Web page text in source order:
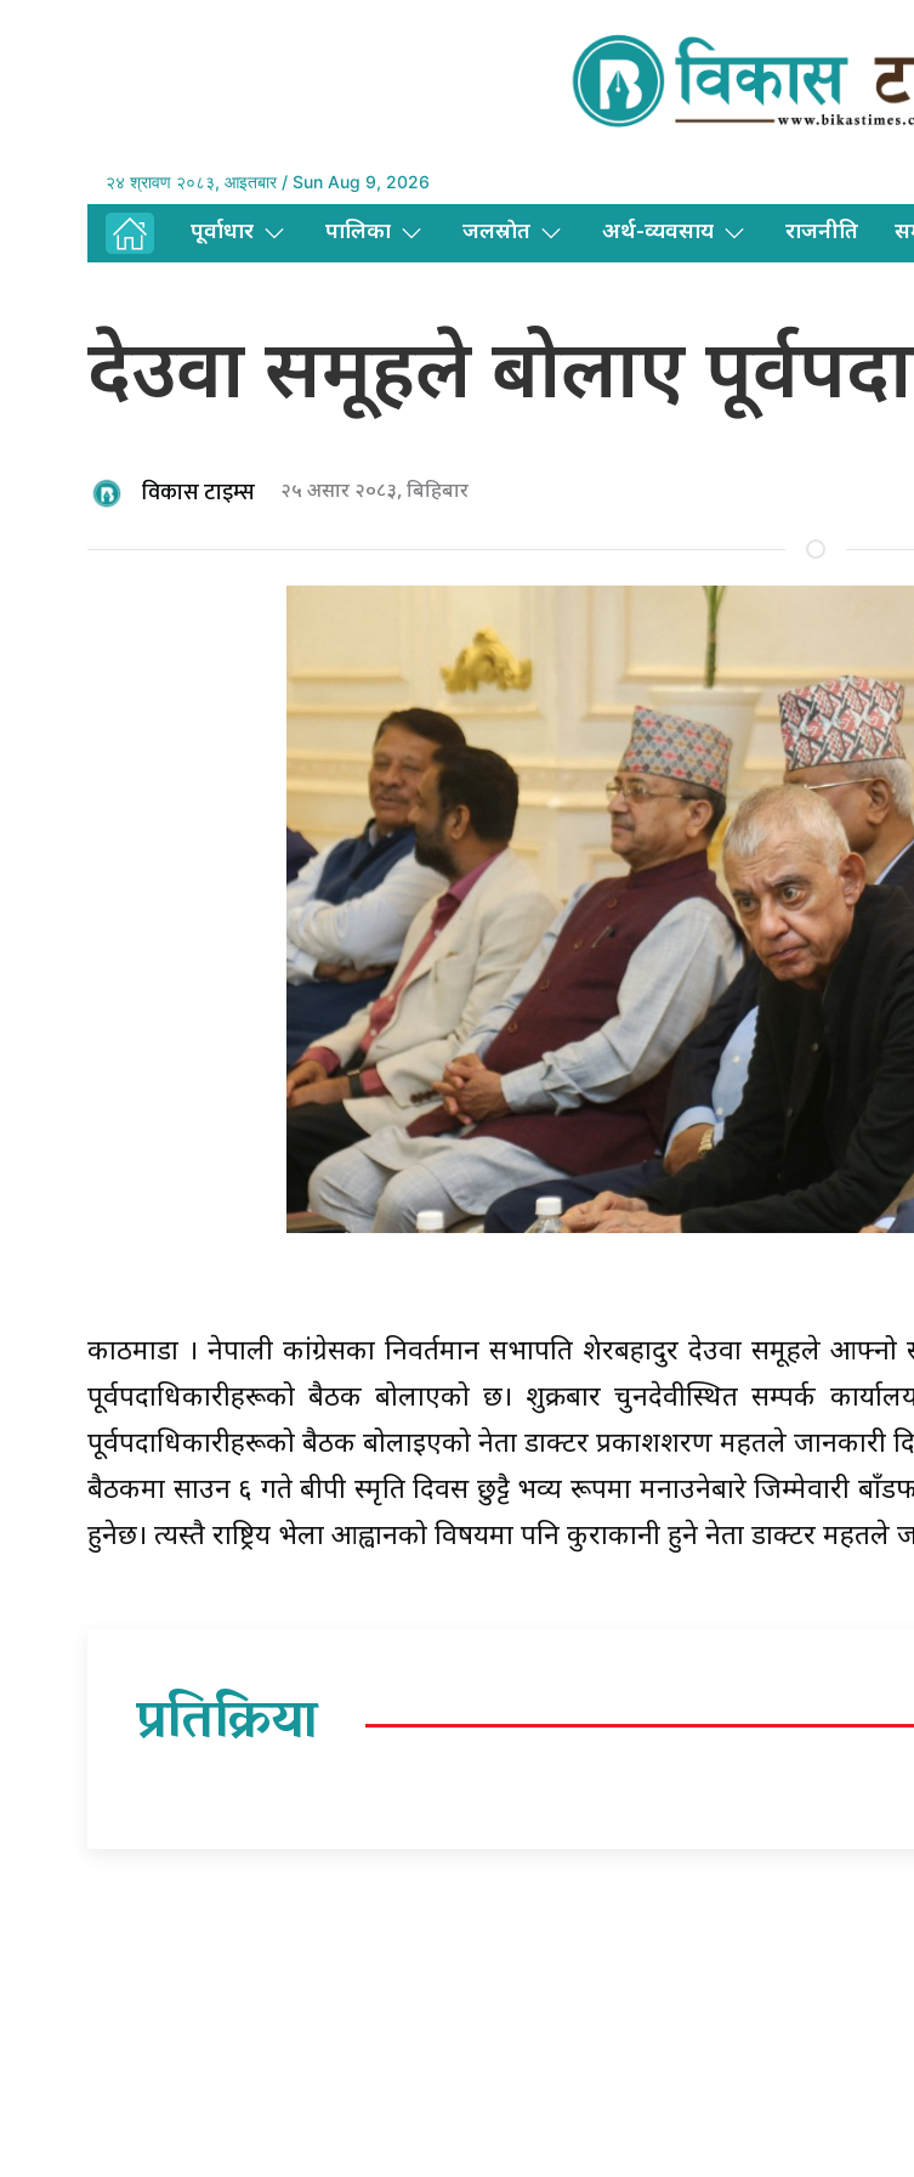
२४ श्रावण २०८३, आइतबार / Sun Aug 9, 2026
पूर्वाधार पालिका जलस्राेत अर्थ-व्यवसाय राजनीति
देउवा समूहले बोलाए
विकास टाइम्स २५ असार २०८३, बिहिबार
काठमाडौँ । नेपाली कांग्रेसका निवर्तमान सभापति शेरबहादुर देउवा समूहले आफ्नो
पूर्वपदाधिकारीहरूको बैठक बोलाएको छ। शुक्रबार चुनदेवीस्थित सम्पर्क
पूर्वपदाधिकारीहरूको बैठक बोलाइएको नेता डाक्टर प्रकाशशरण महतले जानकारी
बैठकमा साउन ६ गते बीपी स्मृति दिवस छुट्टै भव्य रूपमा मनाउनेबारे जिम्मेवारी
हुनेछ। त्यस्तै राष्ट्रिय भेला आह्वानको विषयमा पनि कुराकानी हुने नेता डाक्टर महतले
प्रतिक्रिया